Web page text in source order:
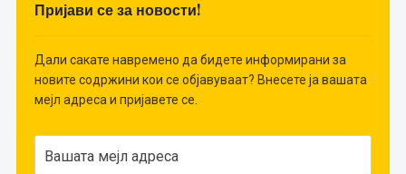
Пријави се за новости!
Дали сакате навремено да бидете информирани за
новите содржини кои се објавуваат? Внесете ја вашата
мејл адреса и пријавете се.